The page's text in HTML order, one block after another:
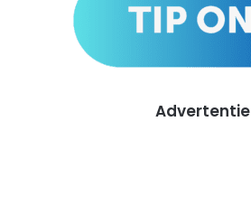
Advertentie